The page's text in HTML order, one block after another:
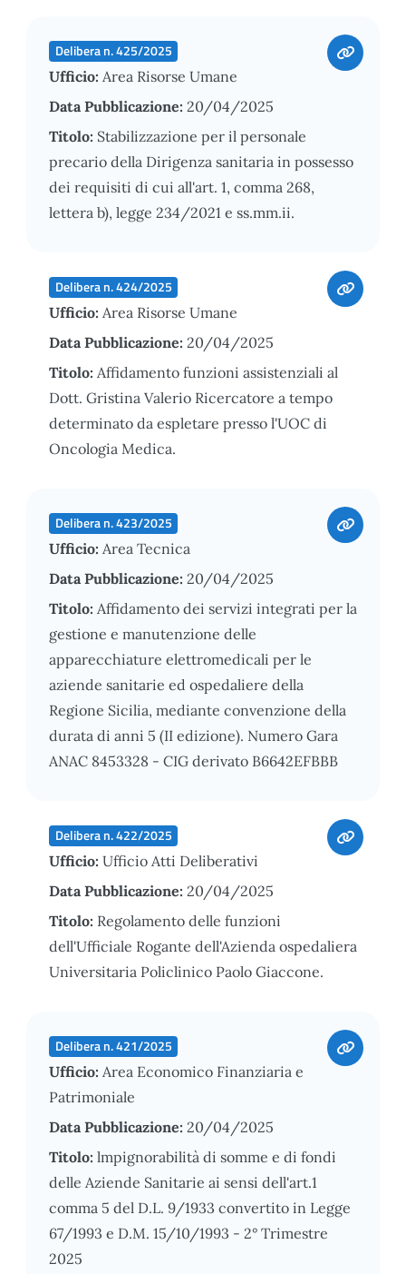
Delibera n. 425/2025
Ufficio: Area Risorse Umane
Data Pubblicazione: 20/04/2025
Titolo: Stabilizzazione per il personale
precario della Dirigenza sanitaria in possesso
dei requisiti di cui all'art. 1, comma 268,
lettera b), legge 234/2021 e ss.mm.ii.
Delibera n. 424/2025
Ufficio: Area Risorse Umane
Data Pubblicazione: 20/04/2025
Titolo: Affidamento funzioni assistenziali al
Dott. Gristina Valerio Ricercatore a tempo
determinato da espletare presso l'UOC di
Oncologia Medica.
Delibera n. 423/2025
Ufficio: Area Tecnica
Data Pubblicazione: 20/04/2025
Titolo: Affidamento dei servizi integrati per la
gestione e manutenzione delle
apparecchiature elettromedicali per le
aziende sanitarie ed ospedaliere della
Regione Sicilia, mediante convenzione della
durata di anni 5 (II edizione). Numero Gara
ANAC 8453328 - CIG derivato B6642EFBBB
Delibera n. 422/2025
Ufficio: Ufficio Atti Deliberativi
Data Pubblicazione: 20/04/2025
Titolo: Regolamento delle funzioni
dell'Ufficiale Rogante dell'Azienda ospedaliera
Universitaria Policlinico Paolo Giaccone.
Delibera n. 421/2025
Ufficio: Area Economico Finanziaria e
Patrimoniale
Data Pubblicazione: 20/04/2025
Titolo: lmpignorabilità di somme e di fondi
delle Aziende Sanitarie ai sensi dell'art.1
comma 5 del D.L. 9/1933 convertito in Legge
67/1993 e D.M. 15/10/1993 - 2° Trimestre
2025